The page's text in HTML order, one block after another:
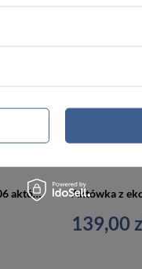
Biwuar z ekoskóry unisex Tizano BW06 aktówka na dokumenty A4 czarny
139,00